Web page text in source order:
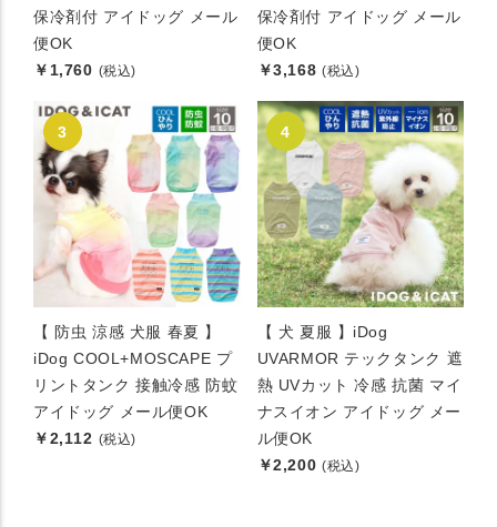
保冷剤付 アイドッグ メール
便OK
￥1,760 (税込)
保冷剤付 アイドッグ メール
便OK
￥3,168 (税込)
【 防虫 涼感 犬服 春夏 】
iDog COOL+MOSCAPE プ
リントタンク 接触冷感 防蚊
アイドッグ メール便OK
￥2,112 (税込)
【 犬 夏服 】iDog
UVARMOR テックタンク 遮
熱 UVカット 冷感 抗菌 マイ
ナスイオン アイドッグ メー
ル便OK
￥2,200 (税込)